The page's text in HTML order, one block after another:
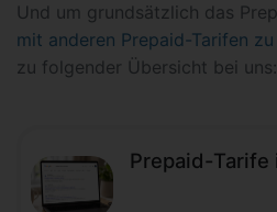
Und um grundsätzlich das
mit anderen Prepaid-Tarifen
zu folgender Übersicht bei uns:
Prepaid-Tarife